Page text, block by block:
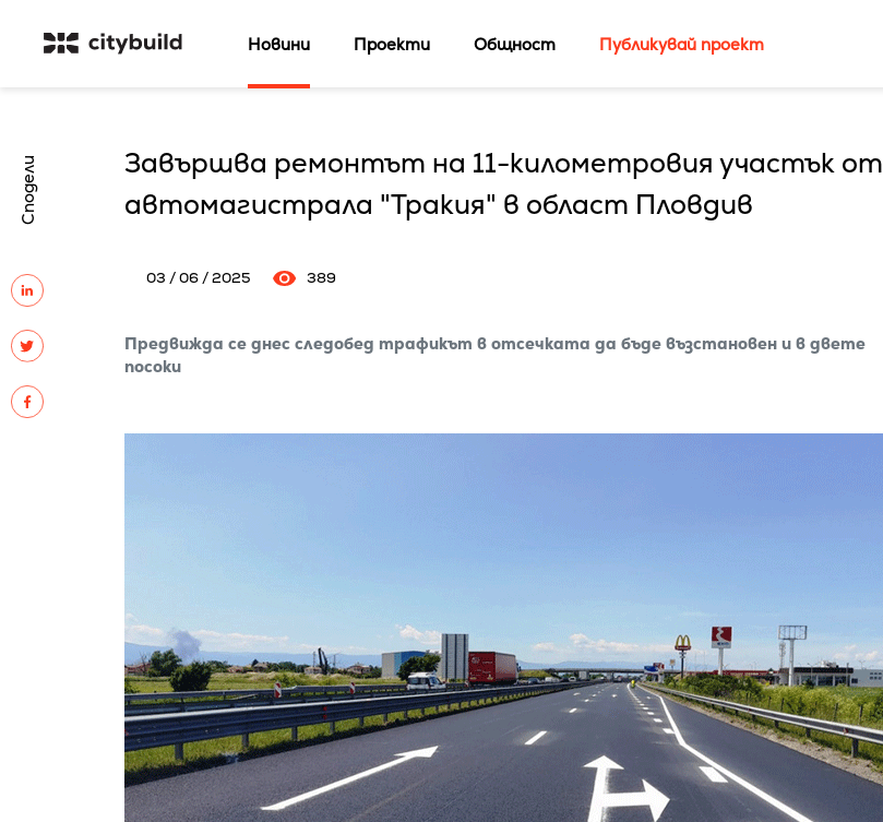
Новини Проекти Общност Публикувай проект
Сподели
Завършва ремонтът на 11-километровия участък от
автомагистрала "Тракия" в област Пловдив
03 / 06 / 2025 389
Предвижда се днес следобед трафикът в отсечката да бъде възстановен и в двете
посоки